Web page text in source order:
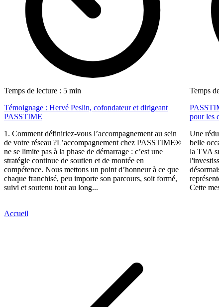
Temps de lecture : 5 min
Témoignage : Hervé Peslin, cofondateur et dirigeant
PASSTIME
1. Comment définiriez-vous l’accompagnement au sein
de votre réseau ?L’accompagnement chez PASSTIME®
ne se limite pas à la phase de démarrage : c’est une
stratégie continue de soutien et de montée en
compétence. Nous mettons un point d’honneur à ce que
chaque franchisé, peu importe son parcours, soit formé,
suivi et soutenu tout au long...
Temps de
pour les
Une
belle
la TVA
Cette
Accueil